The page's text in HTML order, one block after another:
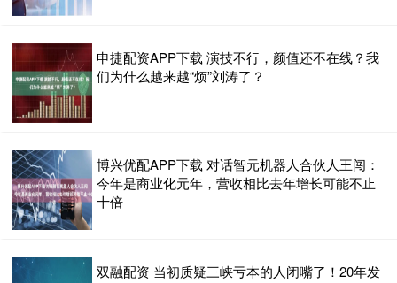
申捷配资APP下载 演技不行，颜值还不在线？我
们为什么越来越“烦”刘涛了？
博兴优配APP下载 对话智元机器人合伙人王闯：
今年是商业化元年，营收相比去年增长可能不止
十倍
双融配资 当初质疑三峡亏本的人闭嘴了！20年发